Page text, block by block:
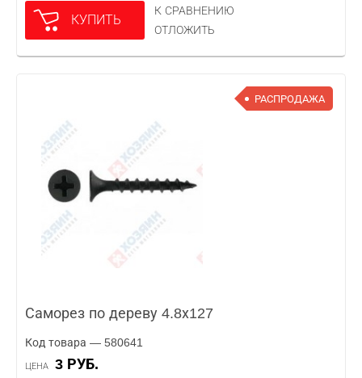
КУПИТЬ
К СРАВНЕНИЮ
ОТЛОЖИТЬ
РАСПРОДАЖА
Саморез по дереву 4.8х127
Код товара — 580641
ЦЕНА 3 РУБ.